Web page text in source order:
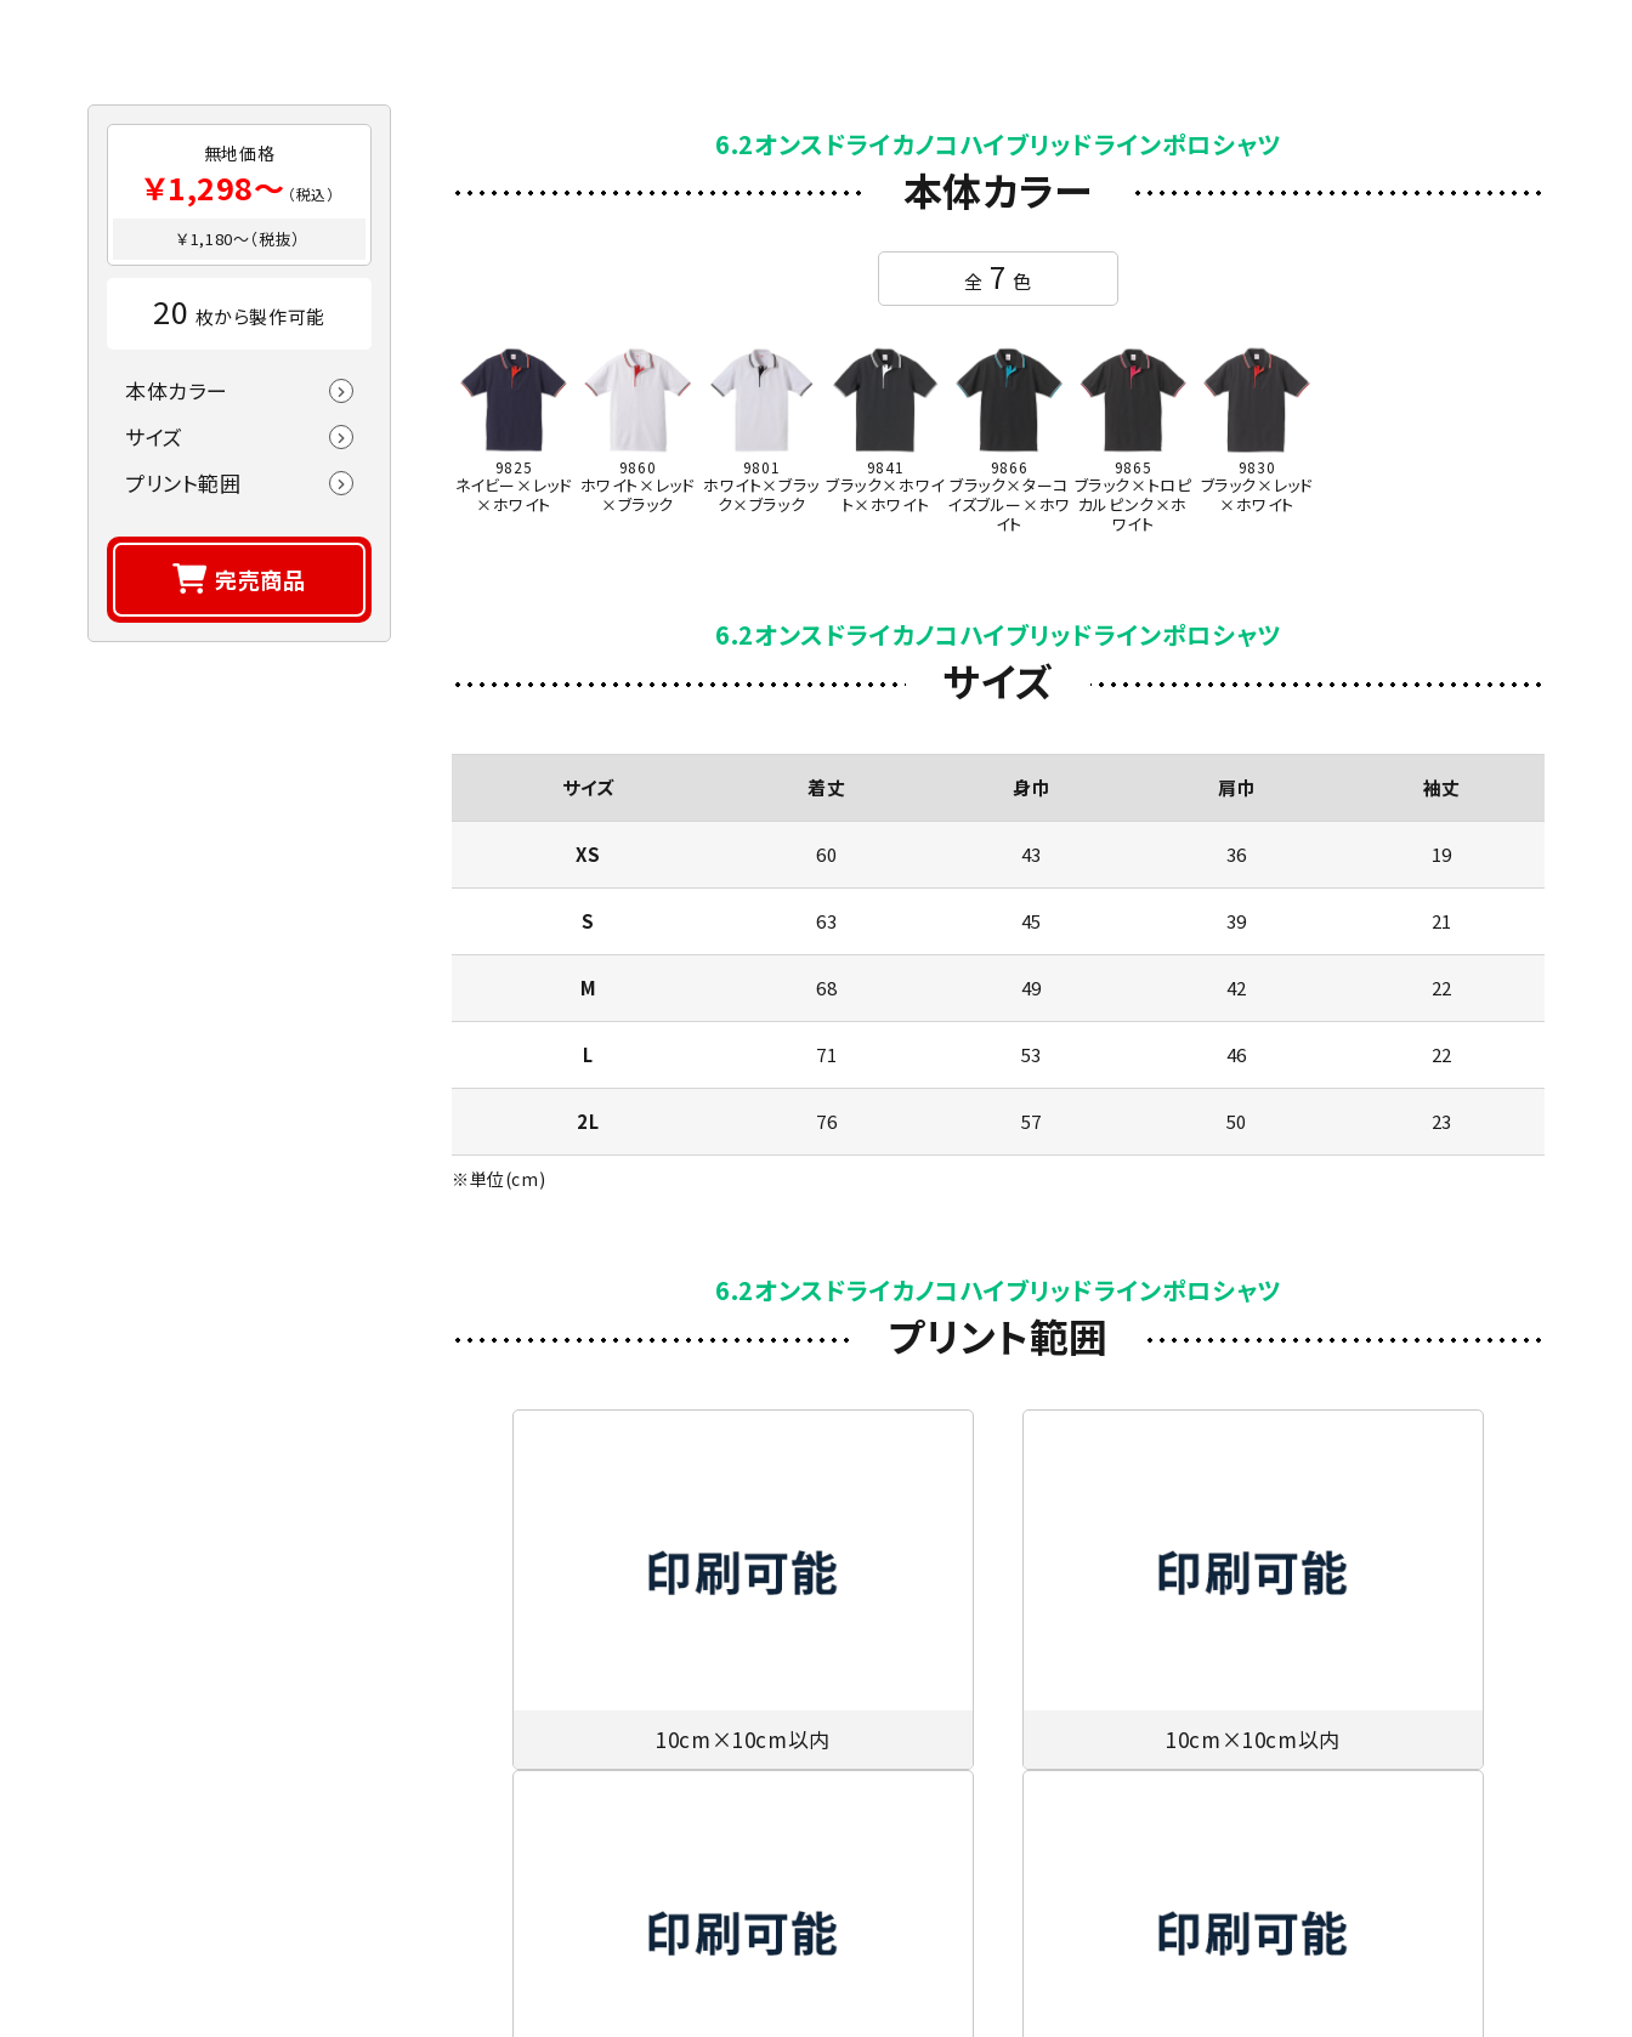
無地価格
￥1,298～ （税込）
￥1,180～（税抜）
20 枚から製作可能
本体カラー
サイズ
プリント範囲
完売商品
6.2オンスドライカノコハイブリッドラインポロシャツ
本体カラー
全 7 色
9825
ネイビー×レッド
×ホワイト
9860
ホワイト×レッド
×ブラック
9801
ホワイト×ブラッ
ク×ブラック
9841
ブラック×ホワイ
ト×ホワイト
9866
ブラック×ターコ
イズブルー×ホワ
イト
9865
ブラック×トロピ
カルピンク×ホ
ワイト
9830
ブラック×レッド
×ホワイト
6.2オンスドライカノコハイブリッドラインポロシャツ
サイズ
サイズ 着丈 身巾 肩巾 袖丈
XS 60 43 36 19
S 63 45 39 21
M 68 49 42 22
L 71 53 46 22
2L 76 57 50 23
※単位(cm)
6.2オンスドライカノコハイブリッドラインポロシャツ
プリント範囲
10cm×10cm以内 10cm×10cm以内